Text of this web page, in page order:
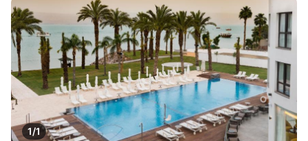
1/1